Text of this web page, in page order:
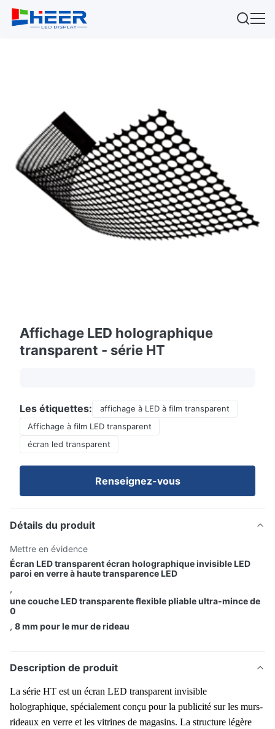
Affichage LED holographique
transparent - série HT
Les étiquettes:
affichage à LED à film transparent
Affichage à film LED transparent
écran led transparent
Renseignez-vous
Détails du produit
Mettre en évidence
Écran LED transparent écran holographique invisible LED
paroi en verre à haute transparence LED
,
une couche LED transparente flexible pliable ultra-mince de
0
, 8 mm pour le mur de rideau
Description de produit
La série HT est un écran LED transparent invisible
holographique, spécialement conçu pour la publicité sur les murs-
rideaux en verre et les vitrines de magasins. La structure légère